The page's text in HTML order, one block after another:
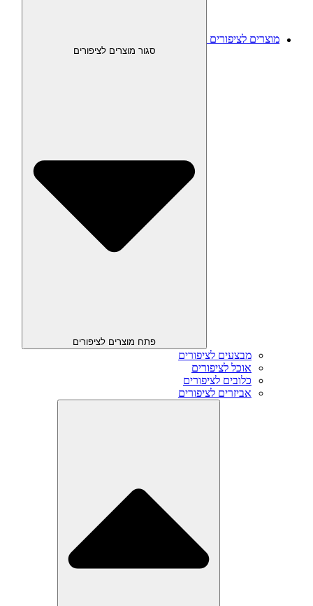
מוצרים לציפורים
סגור מוצרים לציפורים
פתח מוצרים לציפורים
מבצעים לציפורים
אוכל לציפורים
כלובים לציפורים
אביזרים לציפורים